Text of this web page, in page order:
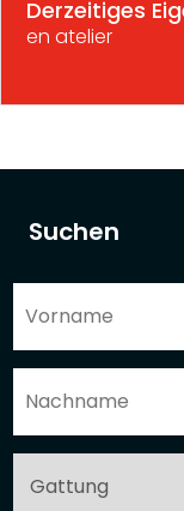
Suchen
Derzeitiges
en atelier